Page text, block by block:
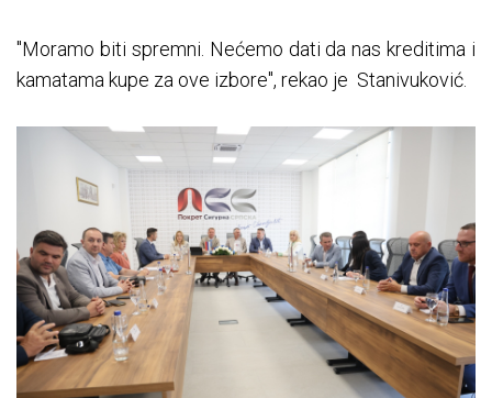
"Moramo biti spremni. Nećemo dati da nas kreditima i
kamatama kupe za ove izbore", rekao je Stanivuković.